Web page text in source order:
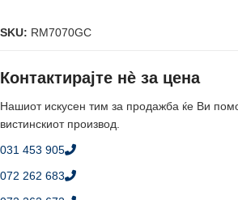
SKU: RM7070GC
Контактирајте нè за цена
Нашиот искусен тим за продажба ќе Ви
вистинскиот производ.
031 453 905
072 262 683